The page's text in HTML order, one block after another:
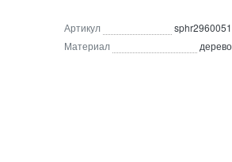
Артикул
sphr2960051
Материал
дерево